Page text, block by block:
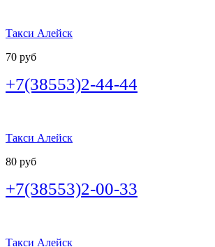
Такси Алейск
70 руб
+7(38553)2-44-44
Такси Алейск
80 руб
+7(38553)2-00-33
Такси Алейск